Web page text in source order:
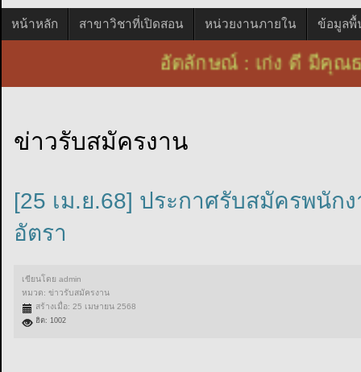
หน้าหลัก สาขาวิชาที่เปิดสอน หน่วยงานภายใน ข้อมูลพื้
อัตลักษณ์ : เก่ง ดี มี
ข่าวรับสมัครงาน
[25 เม.ย.68] ประกาศรับสมัครพนั
อัตรา
เขียนโดยadmin
หมวด:ข่าวรับสมัครงาน
สร้างเมื่อ: 25 เมษายน 2568
ฮิต: 1002